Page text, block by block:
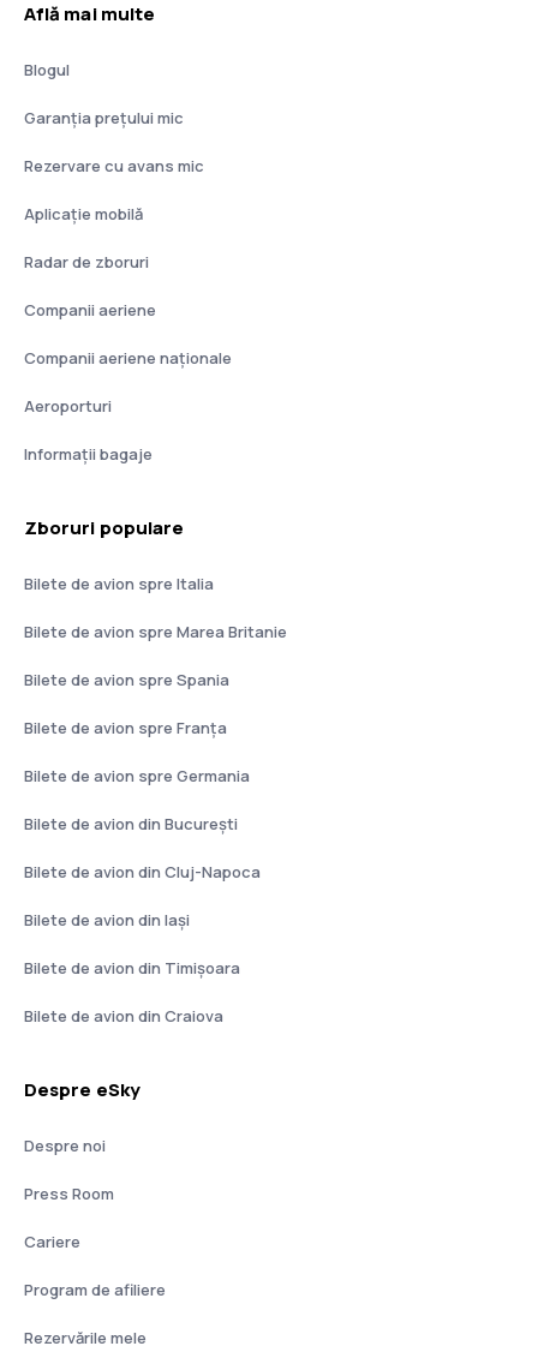
Află mai multe
Blogul
Garanția prețului mic
Rezervare cu avans mic
Aplicație mobilă
Radar de zboruri
Companii aeriene
Companii aeriene naţionale
Aeroporturi
Informații bagaje
Zboruri populare
Bilete de avion spre Italia
Bilete de avion spre Marea Britanie
Bilete de avion spre Spania
Bilete de avion spre Franţa
Bilete de avion spre Germania
Bilete de avion din București
Bilete de avion din Cluj-Napoca
Bilete de avion din Iași
Bilete de avion din Timișoara
Bilete de avion din Craiova
Despre eSky
Despre noi
Press Room
Cariere
Program de afiliere
Rezervările mele